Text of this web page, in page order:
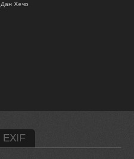
Дан Хечо
EXIF